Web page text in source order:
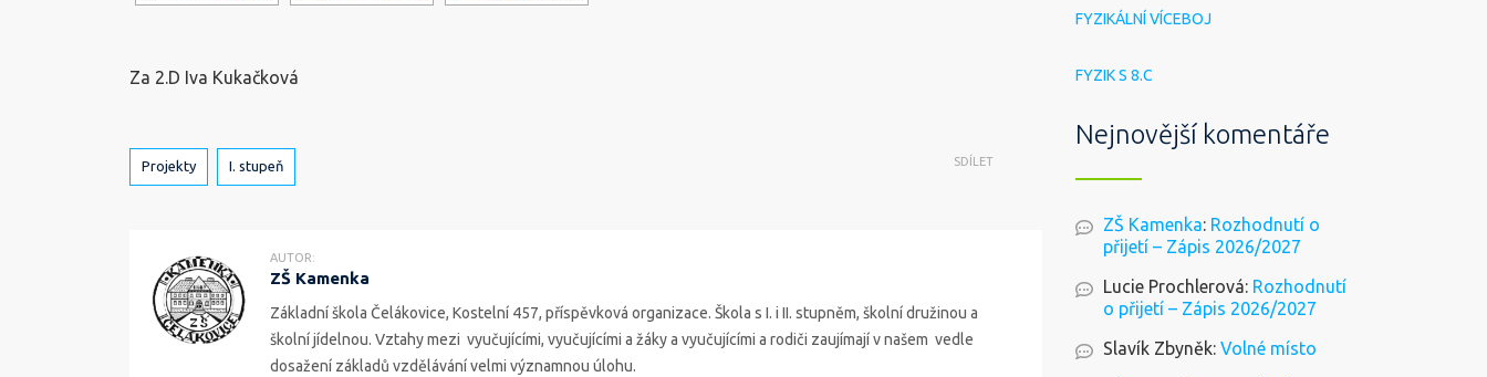
Za 2.D Iva Kukačková
Štítky
Projekty I. stupeň SDÍLET
AUTOR:
ZŠ Kamenka
Základní škola Čelákovice, Kostelní 457, příspěvková organizace. Škola s I. i II. stupněm, školní družinou a
školní jídelnou. Vztahy mezi vyučujícími, vyučujícími a žáky a vyučujícími a rodiči zaujímají v našem vedle
dosažení základů vzdělávání velmi významnou úlohu.
FYZIKÁLNÍ VÍCEBOJ
FYZIK S 8.C
Nejnovější komentáře
ZŠ Kamenka: Rozhodnutí o
přijetí – Zápis 2026/2027
Lucie Prochlerová: Rozhodnutí
o přijetí – Zápis 2026/2027
Slavík Zbyněk: Volné místo